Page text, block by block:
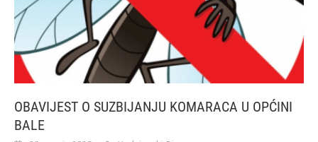
OBAVIJEST O SUZBIJANJU KOMARACA U OPĆINI
BALE